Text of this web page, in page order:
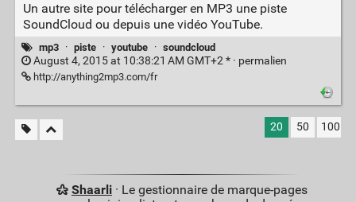
Un autre site pour télécharger en MP3 une piste
SoundCloud ou depuis une vidéo YouTube.
mp3 · piste · youtube · soundcloud
August 4, 2015 at 10:38:21 AM GMT+2 * · permalien
http://anything2mp3.com/fr
20 50 100
Shaarli· Le gestionnaire de marque-pages